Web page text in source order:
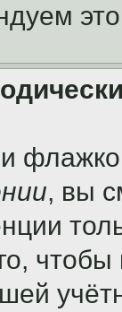
, вы
чтобы